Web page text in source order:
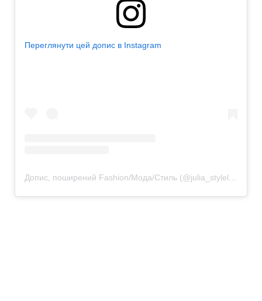
Переглянути цей допис в Instagram
Допис, поширений Fashion/Мода/Стиль (@julia_stylelover)